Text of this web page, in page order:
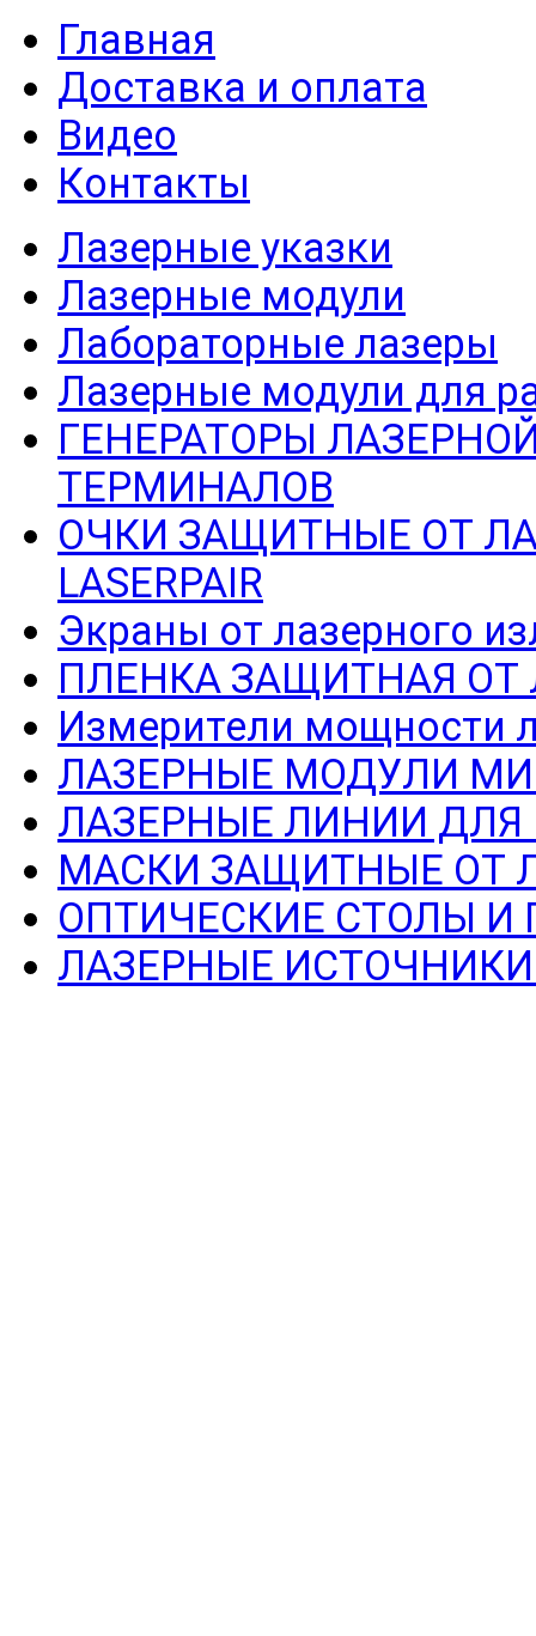
Главная
Доставка и оплата
Видео
Контакты
Лазерные указки
Лазерные модули
Лабораторные лазеры
Лазерные модули для
ГЕНЕРАТОРЫ
ТЕРМИНАЛОВ
ОЧКИ ЗАЩИТНЫЕ ОТ
LASERPAIR
Экраны от лазерного
ПЛЕНКА ЗАЩИТНАЯ ОТ
Измерители мощности
ЛАЗЕРНЫЕ МОДУЛИ
ЛАЗЕРНЫЕ ЛИНИИ
МАСКИ ЗАЩИТНЫЕ ОТ
ОПТИЧЕСКИЕ СТОЛЫ И
ЛАЗЕРНЫЕ ИСТОЧНИКИ